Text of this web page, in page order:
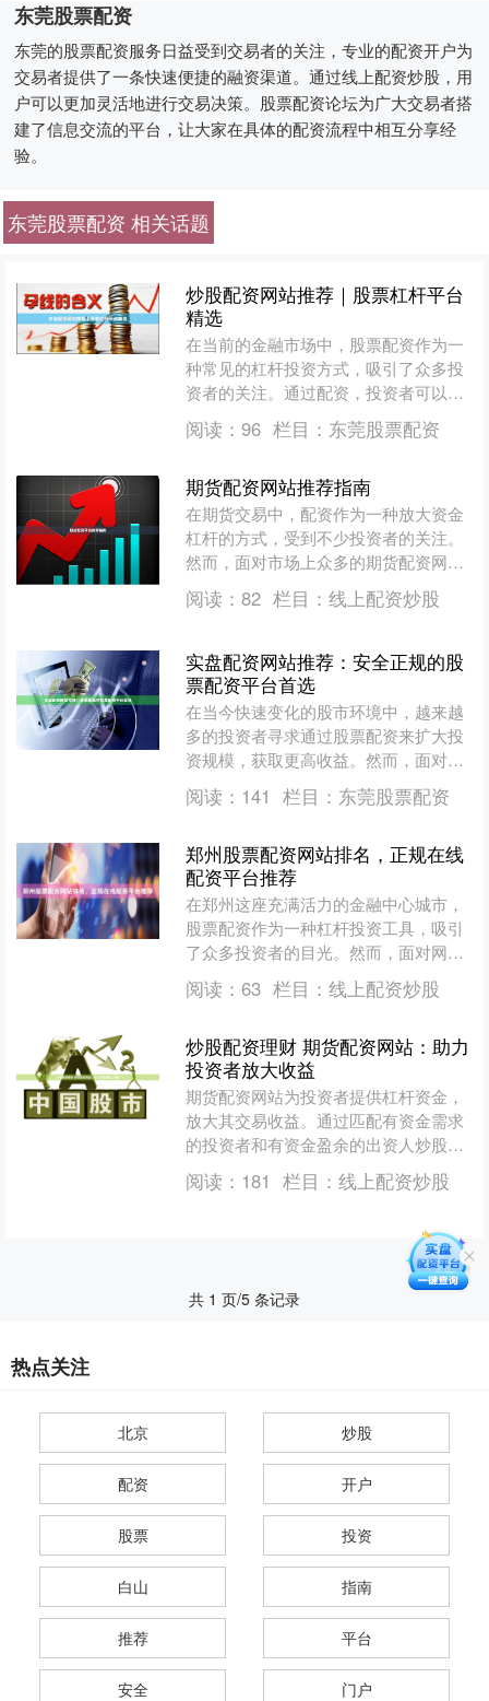
东莞股票配资
东莞的股票配资服务日益受到交易者的关注，专业的配资开户为
交易者提供了一条快速便捷的融资渠道。通过线上配资炒股，用
户可以更加灵活地进行交易决策。股票配资论坛为广大交易者搭
建了信息交流的平台，让大家在具体的配资流程中相互分享经
验。
东莞股票配资 相关话题
炒股配资网站推荐｜股票杠杆平台
精选
在当前的金融市场中，股票配资作为一
种常见的杠杆投资方式，吸引了众多投
资者的关注。通过配资，投资者可以用
较少的自有资金撬动更大的投资规模，
从而放大收益。然而，面对....
阅读： 96 栏目： 东莞股票配资
期货配资网站推荐指南
在期货交易中，配资作为一种放大资金
杠杆的方式，受到不少投资者的关注。
然而，面对市场上众多的期货配资网
站，如何筛选出正规、安全且适合自身
需求的平台，成为许多交易者....
阅读： 82 栏目： 线上配资炒股
实盘配资网站推荐：安全正规的股
票配资平台首选
在当今快速变化的股市环境中，越来越
多的投资者寻求通过股票配资来扩大投
资规模，获取更高收益。然而，面对网
络上琳琅满目的配资平台，如何选择一
个安全正规的实盘配资网站....
阅读： 141 栏目： 东莞股票配资
郑州股票配资网站排名，正规在线
配资平台推荐
在郑州这座充满活力的金融中心城市，
股票配资作为一种杠杆投资工具，吸引
了众多投资者的目光。然而，面对网络
上琳琅满目的配资平台，如何选择安
全、正规的在线配资服务，成....
阅读： 63 栏目： 线上配资炒股
炒股配资理财 期货配资网站：助力
投资者放大收益
期货配资网站为投资者提供杠杆资金，
放大其交易收益。通过匹配有资金需求
的投资者和有资金盈余的出资人炒股配
资理财，这些网站使投资者能够以较小
的本金进行更大规模的交易....
阅读： 181 栏目： 线上配资炒股
共 1 页/5 条记录
热点关注
北京 炒股
配资 开户
股票 投资
白山 指南
推荐 平台
安全 门户